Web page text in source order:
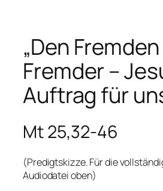
„Den
Fremder –
Auftrag für
Mt 25,32-46
(Predigtskizze. Für die
Audiodatei oben)